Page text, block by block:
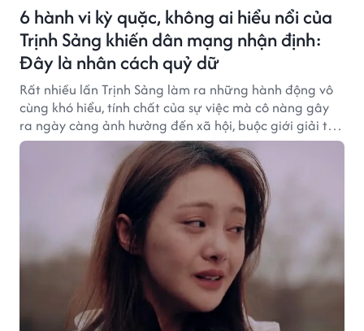
6 hành vi kỳ quặc, không ai hiểu nổi của
Trịnh Sảng khiến dân mạng nhận định:
Đây là nhân cách quỷ dữ
Rất nhiều lần Trịnh Sảng làm ra những hành động vô
cùng khó hiểu, tính chất của sự việc mà cô nàng gây
ra ngày càng ảnh hưởng đến xã hội, buộc giới giải trí
Hoa Ngữ phải bài trừ cái tên này ra khỏi showbiz.